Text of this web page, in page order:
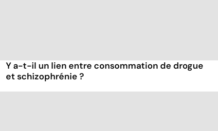
Y a-t-il un lien entre consommation de drogue
et schizophrénie ?